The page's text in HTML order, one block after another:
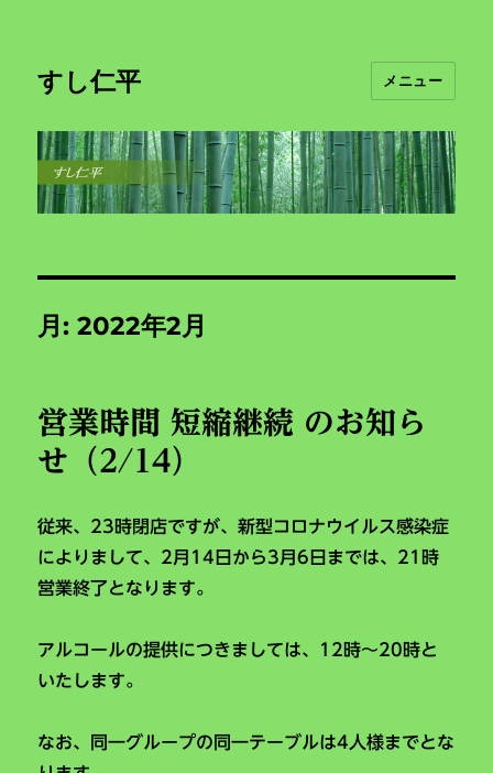
すし仁平 メニュー
月:2022年2月
営業時間 短縮継続 のお知ら
せ（2/14）
従来、23時閉店ですが、新型コロナウイルス感染症
によりまして、2月14日から3月6日までは、21時
営業終了となります。
アルコールの提供につきましては、12時～20時と
いたします。
なお、同一グループの同一テーブルは4人様までとな